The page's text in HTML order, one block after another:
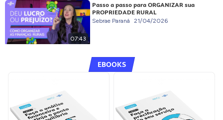
07:43
Passo a passo para ORGANIZAR sua
PROPRIEDADE RURAL
Sebrae Paraná 21/04/2026
EBOOKS